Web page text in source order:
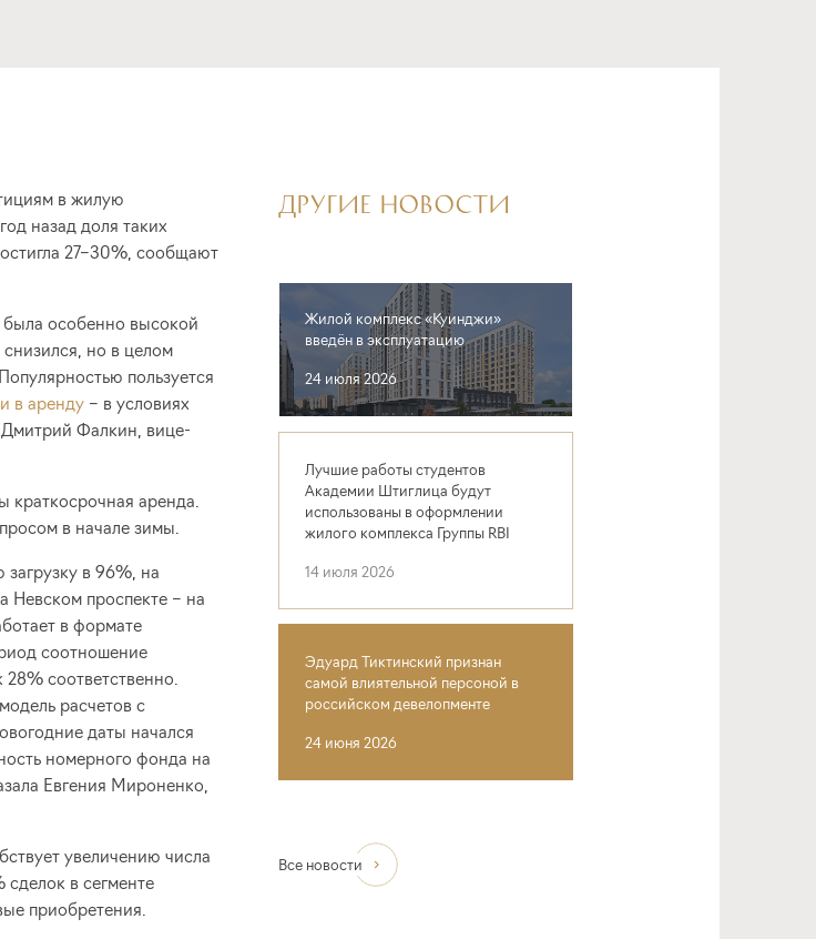
в жилую
назад доля таких
27–30%, сообщают
была особенно высокой
но в целом
пользуется
в аренду– в условиях
Дмитрий Фалкин, вице-
краткосрочная аренда.
в начале зимы.
в 96%, на
Невском проспекте – на
в формате
соотношение
соответственно.
расчетов с
даты начался
номерного фонда на
Евгения Мироненко,
увеличению числа
в сегменте
приобретения.
ДРУГИЕ НОВОСТИ
Жилой комплекс «Куинджи»
введён в эксплуатацию
24 июля 2026
Лучшие работы студентов
Академии Штиглица будут
использованы в оформлении
жилого комплекса Группы RBI
14 июля 2026
Эдуард Тиктинский признан
самой влиятельной персоной в
российском девелопменте
24 июня 2026
Все новости